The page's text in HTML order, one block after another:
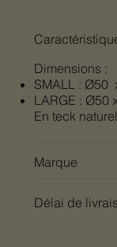
Dimensions :
SMALL : Ø50
LARGE : Ø50
En teck
Marque
Délai de